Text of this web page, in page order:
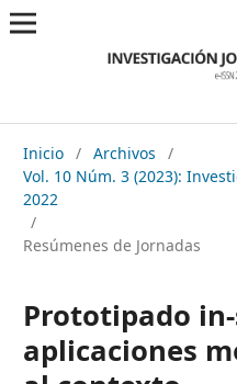
Inicio / Archivos
/
Vol. 10 Núm. 3 (2023):
2022
/
Resúmenes de Jornadas
Prototipado
aplicaciones